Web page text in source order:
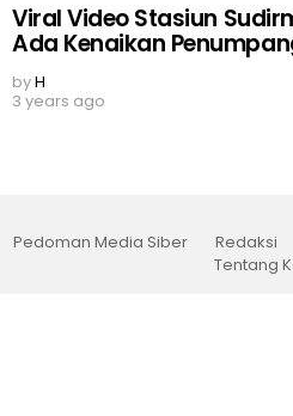
Viral Video Stasiun
Ada Kenaikan
byH
3 years ago
Pedoman Media Siber Redaksi
Tentang